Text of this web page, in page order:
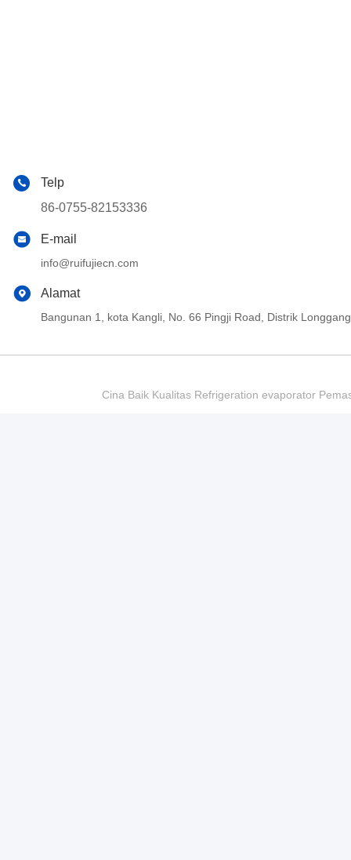
Telp
86-0755-82153336
E-mail
info@ruifujiecn.com
Alamat
Bangunan 1, kota Kangli, No. 66 Pingji Road, Distrik
Cina Baik Kualitas Refrigeration evaporator